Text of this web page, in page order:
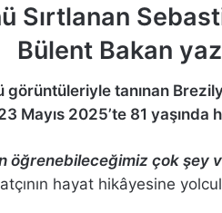
Sırtlanan
Bülent Bakan
görüntüleriyle tanınan
Mayıs 2025’te 81 yaşında
öğrenebileceğimiz çok şey
hayat hikâyesine